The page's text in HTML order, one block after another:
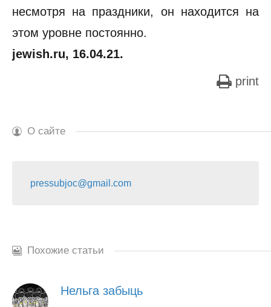
несмотря на праздники, он находится на
этом уровне постоянно.
jewish.ru, 16.04.21.
print
О сайте
pressubjoc@gmail.com
Похожие статьи
Нельга забыць